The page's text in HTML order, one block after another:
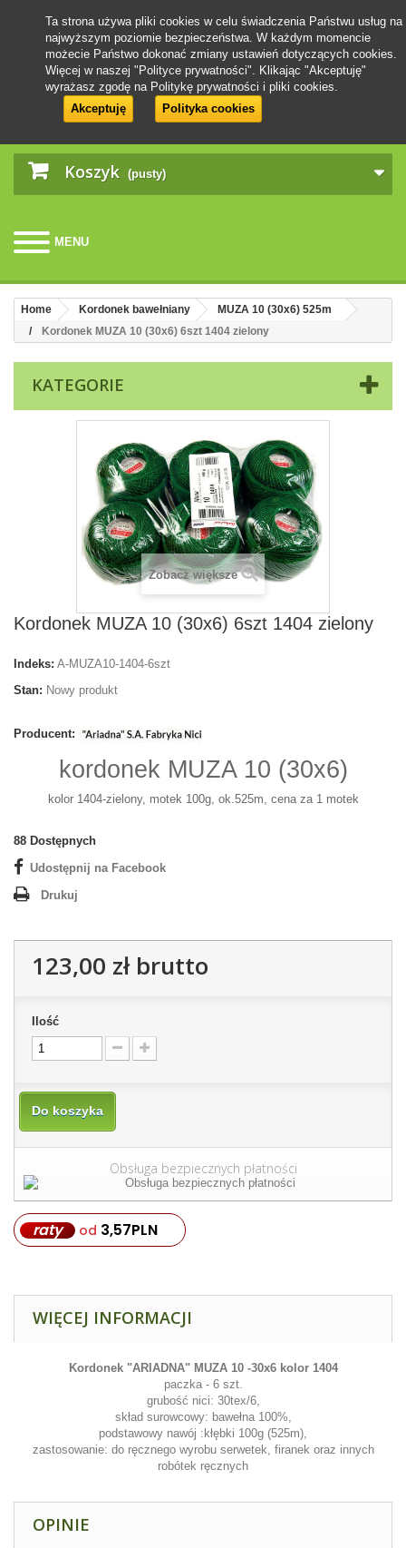
Koszyk (pusty)
MENU
Ta strona używa pliki cookies w celu świadczenia Państwu usług na
najwyższym poziomie bezpieczeństwa. W każdym momencie
możecie Państwo dokonać zmiany ustawień dotyczących cookies.
Więcej w naszej "Polityce prywatności". Klikając "Akceptuję"
wyrażasz zgodę na Politykę prywatności i pliki cookies.
Akceptuję
Polityka cookies
Home Kordonek bawełniany
MUZA 10 (30x6) 525m
Kordonek MUZA 10 (30x6) 6szt 1404 zielony
KATEGORIE
Zobacz większe
Kordonek MUZA 10 (30x6) 6szt 1404 zielony
Indeks: A-MUZA10-1404-6szt
Stan: Nowy produkt
Producent:
kordonek MUZA 10 (30x6)
kolor 1404-zielony, motek 100g, ok.525m, cena za 1 motek
88 Dostępnych
Udostępnij na Facebook
Drukuj
123,00 złbrutto
Ilość
Do koszyka
Obsługa bezpiecznych płatności
raty od 3,57PLN
WIĘCEJ INFORMACJI
Kordonek "ARIADNA" MUZA 10 -30x6 kolor 1404
paczka - 6 szt.
grubość nici: 30tex/6,
skład surowcowy: bawełna 100%,
podstawowy nawój :kłębki 100g (525m),
zastosowanie: do ręcznego wyrobu serwetek, firanek oraz innych
robótek ręcznych
OPINIE